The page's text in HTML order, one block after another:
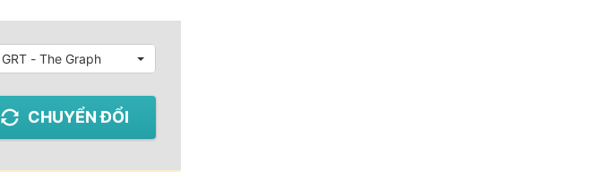
GRT - The Graph
CHUYỂN ĐỔI